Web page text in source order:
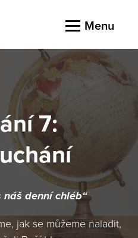
Menu
7:
náš denníchléb“
jak se můžeme naladit,